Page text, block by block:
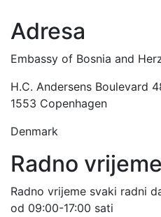
Adresa
Embassy of Bosnia and
H.C. Andersens Boulevard
1553 Copenhagen
Denmark
Radno vrijeme
Radno vrijeme svaki radni
od 09:00-17:00 sati